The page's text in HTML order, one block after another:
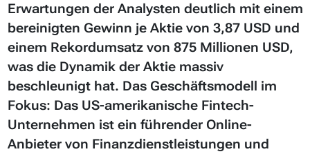
Erwartungen der Analysten deutlich mit einem
bereinigten Gewinn je Aktie von 3,87 USD und
einem Rekordumsatz von 875 Millionen USD,
was die Dynamik der Aktie massiv
beschleunigt hat. Das Geschäftsmodell im
Fokus: Das US-amerikanische Fintech-
Unternehmen ist ein führender Online-
Anbieter von Finanzdienstleistungen und